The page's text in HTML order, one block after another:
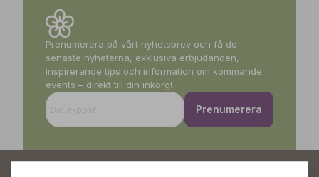
Prenumerera på vårt nyhetsbrev och få de
senaste nyheterna, exklusiva erbjudanden,
inspirerande tips och information om kommande
events – direkt till din inkorg!
Prenumerera